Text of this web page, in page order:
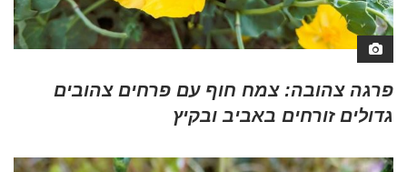
פרגה צהובה: צמח חוף עם פרחים צהובים
גדולים זורחים באביב ובקיץ